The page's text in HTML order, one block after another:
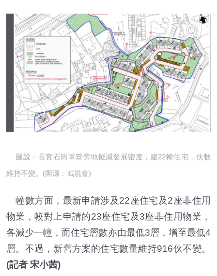
圖說﹕長實石崗軍營旁地擬減發展密度，建22幢住宅，伙數
維持不變。(圖源﹕城規會)
幢數方面，最新申請涉及22座住宅及2座非住用
物業，較對上申請的23座住宅及3座非住用物業，
各減少一幢，而住宅層數亦由最低3層，增至最低4
層。不過，新舊方案的住宅數量維持916伙不變。
(記者 宋小茜)